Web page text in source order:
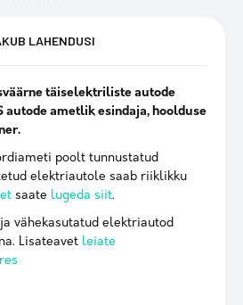
LAHENDUSI
täiselektriliste autode
autode ametlik esindaja, hoolduse
poolt tunnustatud
elektriautole saab riiklikku
saate lugeda siit.
vähekasutatud elektriautod
Lisateavet leiate